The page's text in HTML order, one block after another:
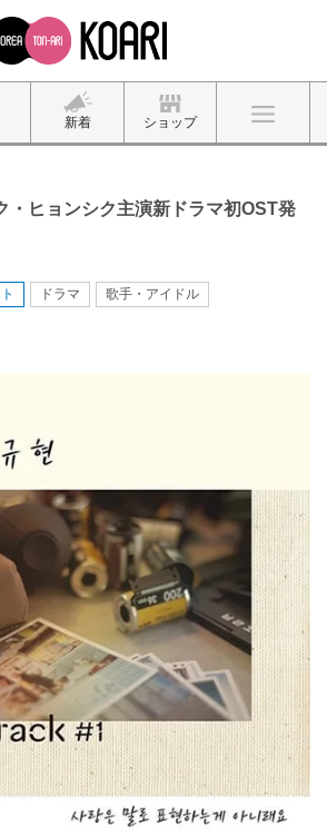
新着 ショップ
・ヒョンシク主演新ドラマ初OST発
ドラマ
歌手・アイドル